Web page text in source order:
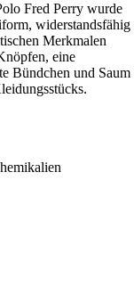
Fred Perry wurde
widerstandsfähig
Merkmalen
eine
Bündchen und Saum